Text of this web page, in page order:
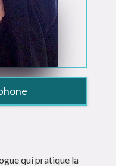
qui pratique la